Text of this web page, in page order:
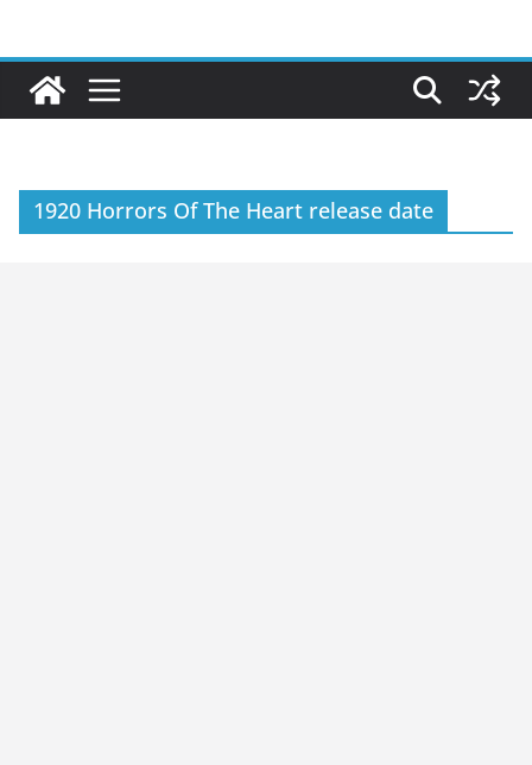
content
1920 Horrors Of The Heart release date